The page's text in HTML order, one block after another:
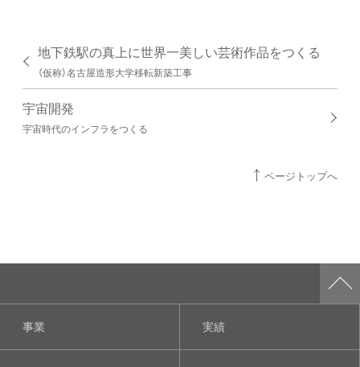
地下鉄駅の真上に世界一美しい芸術作品をつくる
（仮称）名古屋造形大学移転新築工事
宇宙開発
宇宙時代のインフラをつくる
ページトップへ
事業 実績